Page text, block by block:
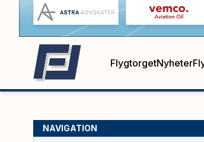
FlygtorgetNyheter
NAVIGATION